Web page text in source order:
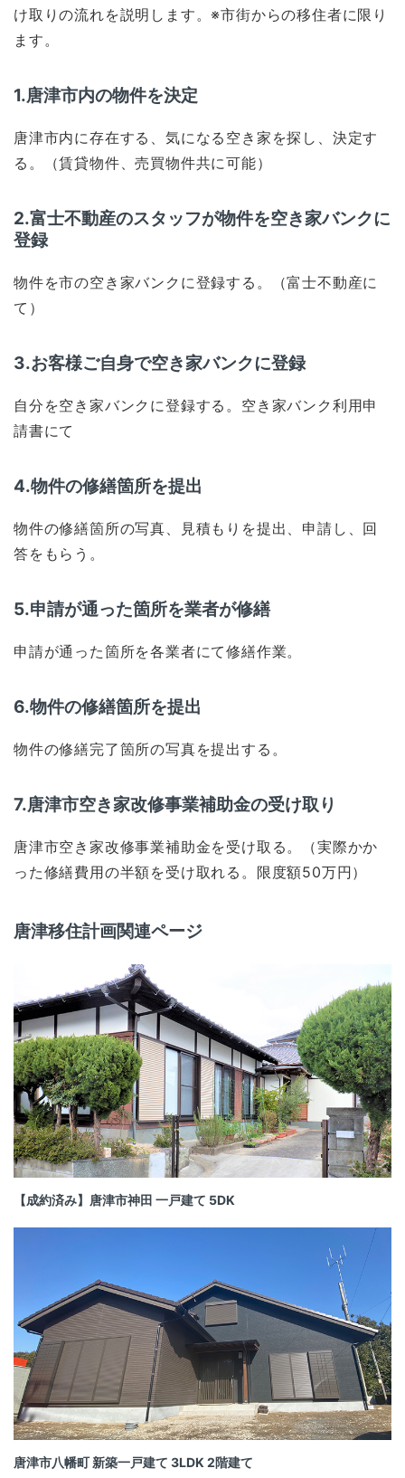
け取りの流れを説明します。※市街からの移住者に限り
ます。
1.唐津市内の物件を決定
唐津市内に存在する、気になる空き家を探し、決定す
る。（賃貸物件、売買物件共に可能）
2.富士不動産のスタッフが物件を空き家バンクに
登録
物件を市の空き家バンクに登録する。（富士不動産に
て）
3.お客様ご自身で空き家バンクに登録
自分を空き家バンクに登録する。空き家バンク利用申
請書にて
4.物件の修繕箇所を提出
物件の修繕箇所の写真、見積もりを提出、申請し、回
答をもらう。
5.申請が通った箇所を業者が修繕
申請が通った箇所を各業者にて修繕作業。
6.物件の修繕箇所を提出
物件の修繕完了箇所の写真を提出する。
7.唐津市空き家改修事業補助金の受け取り
唐津市空き家改修事業補助金を受け取る。（実際かか
った修繕費用の半額を受け取れる。限度額50万円）
唐津移住計画関連ページ
【成約済み】唐津市神田 一戸建て 5DK
唐津市八幡町 新築一戸建て 3LDK 2階建て